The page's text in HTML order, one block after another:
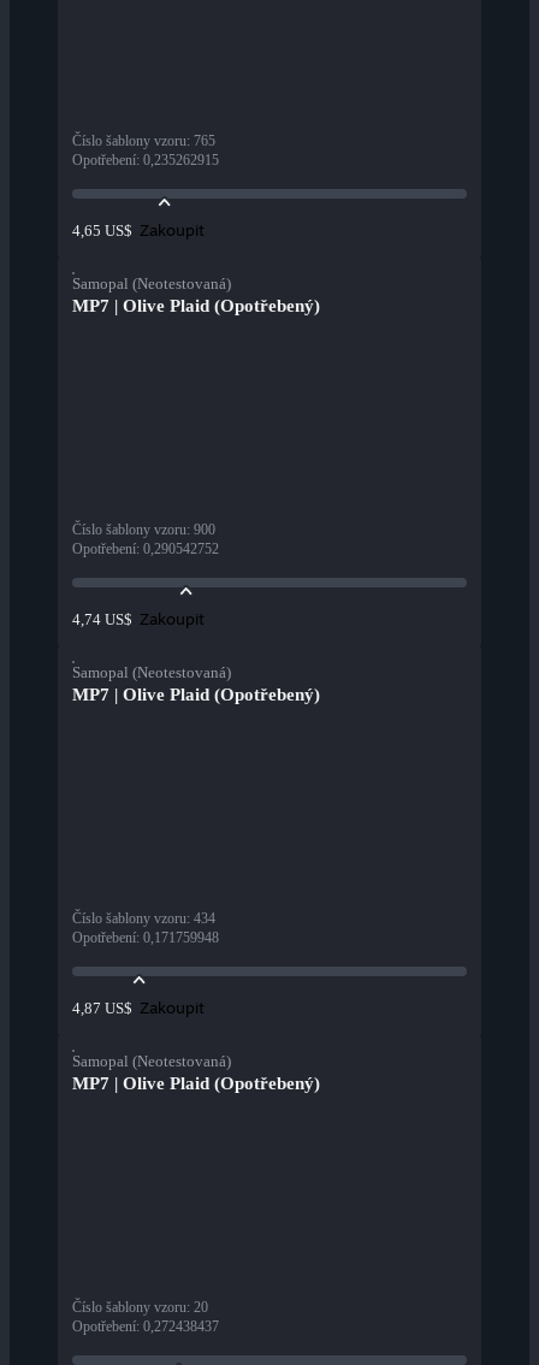
Číslo šablony vzoru: 765
Opotřebení: 0,235262915
4,65 US$ Zakoupit
Samopal (Neotestovaná)
MP7 | Olive Plaid (Opotřebený)
Číslo šablony vzoru: 900
Opotřebení: 0,290542752
4,74 US$ Zakoupit
Samopal (Neotestovaná)
MP7 | Olive Plaid (Opotřebený)
Číslo šablony vzoru: 434
Opotřebení: 0,171759948
4,87 US$ Zakoupit
Samopal (Neotestovaná)
MP7 | Olive Plaid (Opotřebený)
Číslo šablony vzoru: 20
Opotřebení: 0,272438437